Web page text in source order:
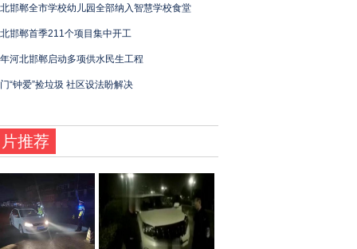
邯郸全市学校幼儿园全部纳入智慧学校食堂
邯郸首季211个项目集中开工
河北邯郸启动多项供水民生工程
“钟爱”捡垃圾 社区设法盼解决
推荐